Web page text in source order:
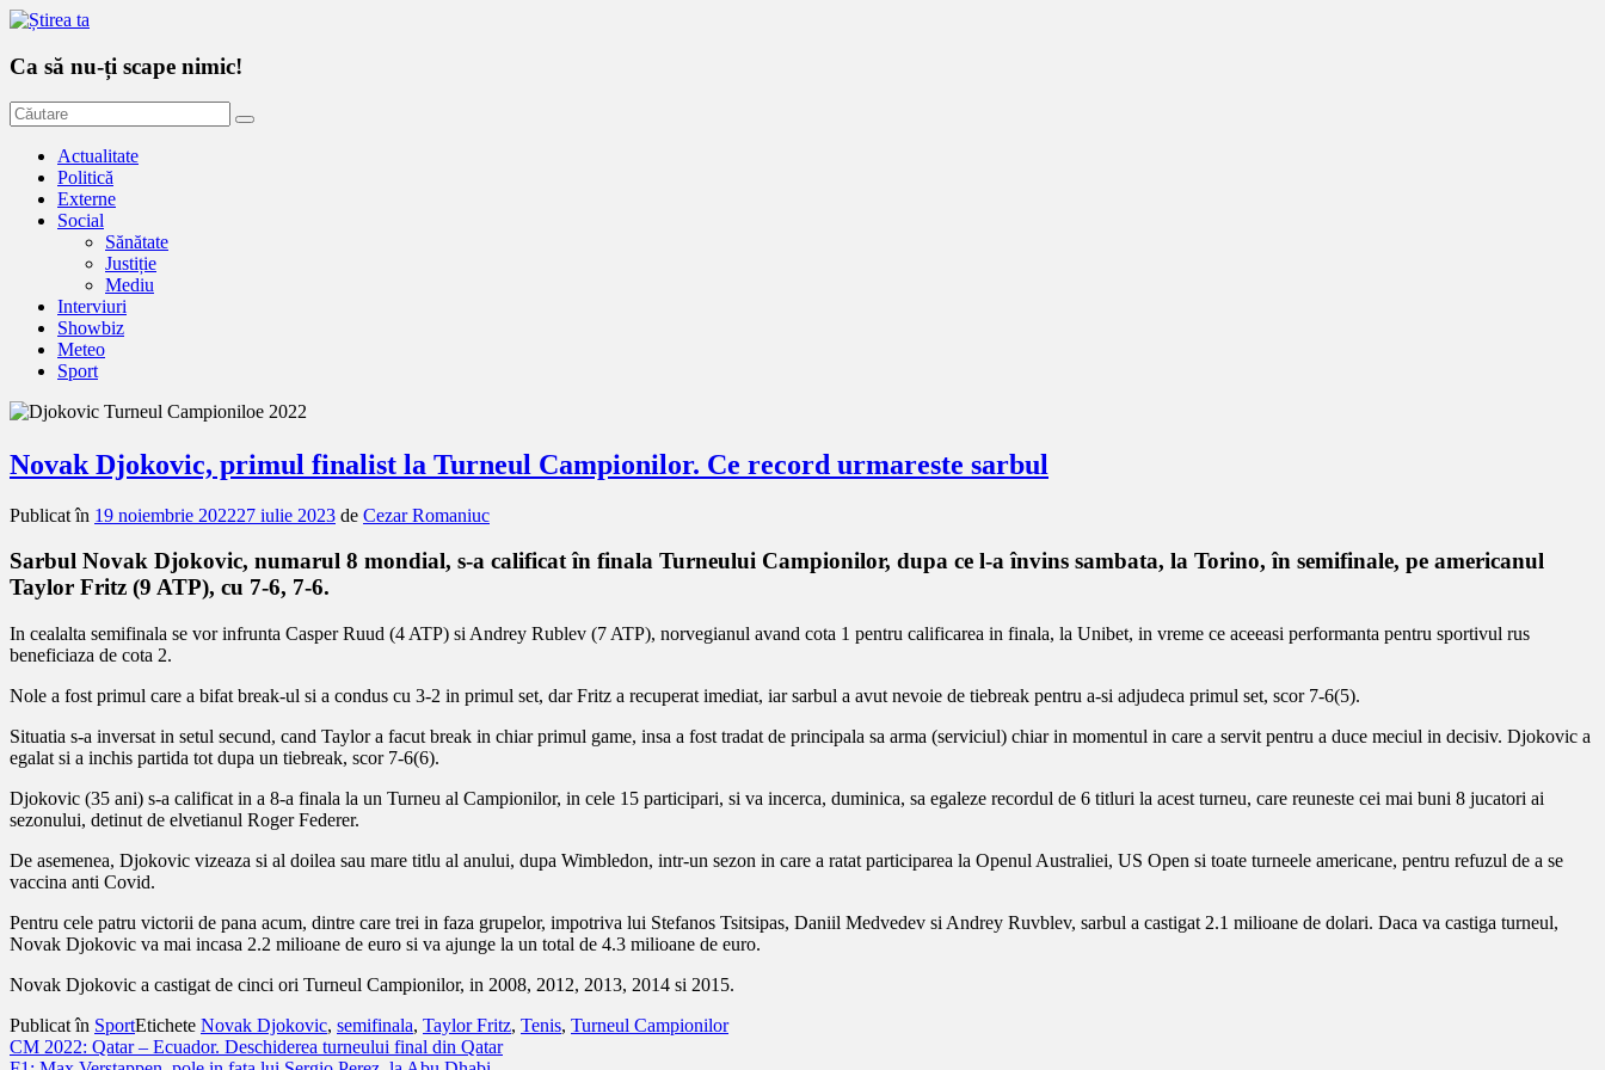
Ca să nu-ți scape nimic!
Actualitate
Politică
Externe
Social
Sănătate
Justiție
Mediu
Interviuri
Showbiz
Meteo
Sport
Novak Djokovic, primul finalist la Turneul Campionilor. Ce record urmareste sarbul
Publicat în 19 noiembrie 202227 iulie 2023 de Cezar Romaniuc
Sarbul Novak Djokovic, numarul 8 mondial, s-a calificat în finala Turneului Campionilor, dupa ce l-a învins sambata, la Torino, în semifinale, pe americanul
Taylor Fritz (9 ATP), cu 7-6, 7-6.
In cealalta semifinala se vor infrunta Casper Ruud (4 ATP) si Andrey Rublev (7 ATP), norvegianul avand cota 1 pentru calificarea in finala, la Unibet, in vreme ce aceeasi performanta pentru sportivul rus
beneficiaza de cota 2.
Nole a fost primul care a bifat break-ul si a condus cu 3-2 in primul set, dar Fritz a recuperat imediat, iar sarbul a avut nevoie de tiebreak pentru a-si adjudeca primul set, scor 7-6(5).
Situatia s-a inversat in setul secund, cand Taylor a facut break in chiar primul game, insa a fost tradat de principala sa arma (serviciul) chiar in momentul in care a servit pentru a duce meciul in decisiv. Djokovic a
egalat si a inchis partida tot dupa un tiebreak, scor 7-6(6).
Djokovic (35 ani) s-a calificat in a 8-a finala la un Turneu al Campionilor, in cele 15 participari, si va incerca, duminica, sa egaleze recordul de 6 titluri la acest turneu, care reuneste cei mai buni 8 jucatori ai
sezonului, detinut de elvetianul Roger Federer.
De asemenea, Djokovic vizeaza si al doilea sau mare titlu al anului, dupa Wimbledon, intr-un sezon in care a ratat participarea la Openul Australiei, US Open si toate turneele americane, pentru refuzul de a se
vaccina anti Covid.
Pentru cele patru victorii de pana acum, dintre care trei in faza grupelor, impotriva lui Stefanos Tsitsipas, Daniil Medvedev si Andrey Ruvblev, sarbul a castigat 2.1 milioane de dolari. Daca va castiga turneul,
Novak Djokovic va mai incasa 2.2 milioane de euro si va ajunge la un total de 4.3 milioane de euro.
Novak Djokovic a castigat de cinci ori Turneul Campionilor, in 2008, 2012, 2013, 2014 si 2015.
Publicat în SportEtichete Novak Djokovic, semifinala, Taylor Fritz, Tenis, Turneul Campionilor
Navigare
CM 2022: Qatar – Ecuador. Deschiderea turneului final din Qatar